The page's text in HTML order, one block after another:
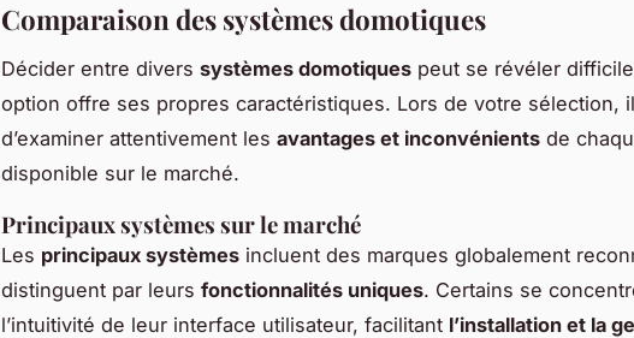
Comparaison des systèmes domotiques
Décider entre divers systèmes domotiques peut se révéler
option offre ses propres caractéristiques. Lors de votre sélection,
d’examiner attentivement les avantages et inconvénients de
disponible sur le marché.
Principaux systèmes sur le marché
Les principaux systèmes incluent des marques globalement
distinguent par leurs fonctionnalités uniques. Certains se
l’intuitivité de leur interface utilisateur, facilitant l’installation et la